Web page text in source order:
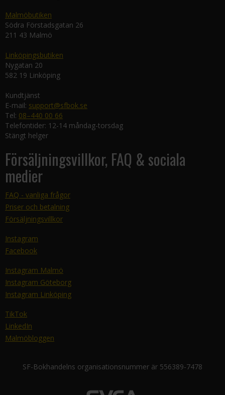
Malmöbutiken
Södra Förstadsgatan 26
211 43 Malmö
Linköpingsbutiken
Nygatan 20
582 19 Linköping
Kundtjänst
E-mail: support@sfbok.se
Tel: 08–440 00 66
Telefontider: 12-14 måndag-torsdag
Stängt helger
Försäljningsvillkor, FAQ & sociala
medier
FAQ - vanliga frågor
Priser och betalning
Försäljningsvillkor
Instagram
Facebook
Instagram Malmö
Instagram Göteborg
Instagram Linköping
TikTok
LinkedIn
Malmöbloggen
SF-Bokhandelns organisationsnummer är 556389-7478